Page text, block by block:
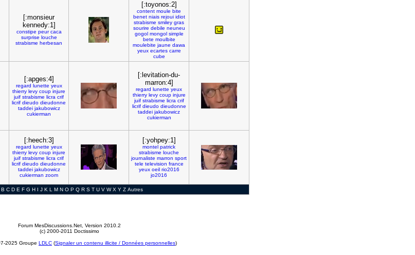
[:monsieur
kennedy:1]
constipe peur caca
surprise louche
strabisme herbesan
[:toyonos:2]
content moule bite
benet niais rejoui idiot
strabisme smiley gras
sourire debile neuneu
gogol mongol simple
bete moulbite
moulebite jaune dawa
yeux ecartes carre
cube
[:apges:4]
regard lunette yeux
thierry levy coup injure
juif strabisme licra crif
licrif dieudo dieudonne
taddei jakubowicz
cukierman
[:levitation-du-
marron:4]
regard lunette yeux
thierry levy coup injure
juif strabisme licra crif
licrif dieudo dieudonne
taddei jakubowicz
cukierman
[:heech:3]
regard lunette yeux
thierry levy coup injure
juif strabisme licra crif
licrif dieudo dieudonne
taddei jakubowicz
cukierman zoom
[:yohpey:1]
montel patrick
strabisme louche
journaliste marron sport
tele television france
yeux oeil rio2016
jo2016
B C D E F G H I J K L M N O P Q R S T U V W X Y Z Autres
Forum MesDiscussions.Net , Version 2010.2
(c) 2000-2011 Doctissimo
2025 Groupe LDLC (Signaler un contenu illicite / Données personnelles)